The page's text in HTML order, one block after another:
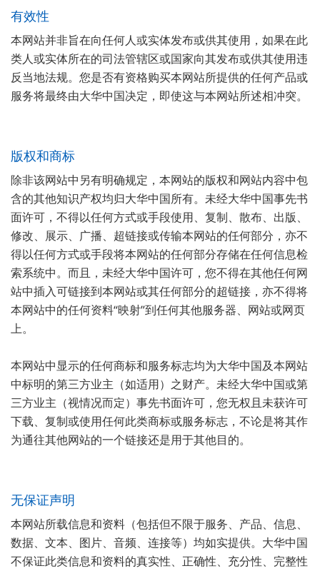
有效性
本网站并非旨在向任何人或实体发布或供其使用，如果在此
类人或实体所在的司法管辖区或国家向其发布或供其使用违
反当地法规。您是否有资格购买本网站所提供的任何产品或
服务将最终由大华中国决定，即使这与本网站所述相冲突。
版权和商标
除非该网站中另有明确规定，本网站的版权和网站内容中包
含的其他知识产权均归大华中国所有。未经大华中国事先书
面许可，不得以任何方式或手段使用、复制、散布、出版、
修改、展示、广播、超链接或传输本网站的任何部分，亦不
得以任何方式或手段将本网站的任何部分存储在任何信息检
索系统中。而且，未经大华中国许可，您不得在其他任何网
站中插入可链接到本网站或其任何部分的超链接，亦不得将
本网站中的任何资料“映射”到任何其他服务器、网站或网页
上。
本网站中显示的任何商标和服务标志均为大华中国及本网站
中标明的第三方业主（如适用）之财产。未经大华中国或第
三方业主（视情况而定）事先书面许可，您无权且未获许可
下载、复制或使用任何此类商标或服务标志，不论是将其作
为通往其他网站的一个链接还是用于其他目的。
无保证声明
本网站所载信息和资料（包括但不限于服务、产品、信息、
数据、文本、图片、音频、连接等）均如实提供。大华中国
不保证此类信息和资料的真实性、正确性、充分性、完整性